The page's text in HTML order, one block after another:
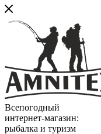
Всепогодный
интернет-магазин:
рыбалка и туризм